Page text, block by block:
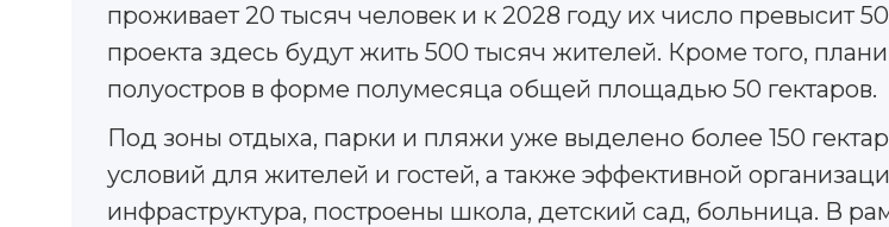
проживает 20 тысяч человек и к 2028 году их число превысит
проекта здесь будут жить 500 тысяч жителей. Кроме того,
полуостров в форме полумесяца общей площадью 50 гектаров.
Под зоны отдыха, парки и пляжи уже выделено более 150
условий для жителей и гостей, а также эффективной
инфраструктура, построены школа, детский сад, больница. В